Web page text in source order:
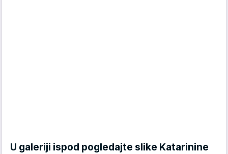
U galeriji ispod pogledajte slike Katarinine